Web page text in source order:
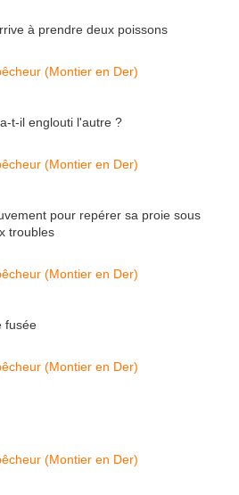
à prendre deux poissons
t-il englouti l'autre ?
pour repérer sa proie sous
troubles
fusée